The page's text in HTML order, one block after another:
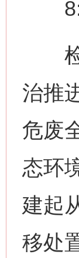
检
治推
危废
态环
建起
移处